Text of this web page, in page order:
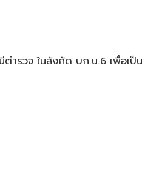
ำรวจ ในสังกัด บก.น.6 เพื่อเ